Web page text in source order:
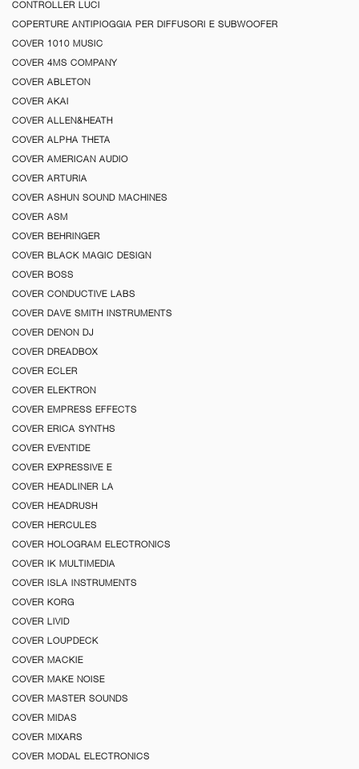
CONTROLLER LUCI
COPERTURE ANTIPIOGGIA PER DIFFUSORI E SUBWOOFER
COVER 1010 MUSIC
COVER 4MS COMPANY
COVER ABLETON
COVER AKAI
COVER ALLEN&HEATH
COVER ALPHA THETA
COVER AMERICAN AUDIO
COVER ARTURIA
COVER ASHUN SOUND MACHINES
COVER ASM
COVER BEHRINGER
COVER BLACK MAGIC DESIGN
COVER BOSS
COVER CONDUCTIVE LABS
COVER DAVE SMITH INSTRUMENTS
COVER DENON DJ
COVER DREADBOX
COVER ECLER
COVER ELEKTRON
COVER EMPRESS EFFECTS
COVER ERICA SYNTHS
COVER EVENTIDE
COVER EXPRESSIVE E
COVER HEADLINER LA
COVER HEADRUSH
COVER HERCULES
COVER HOLOGRAM ELECTRONICS
COVER IK MULTIMEDIA
COVER ISLA INSTRUMENTS
COVER KORG
COVER LIVID
COVER LOUPDECK
COVER MACKIE
COVER MAKE NOISE
COVER MASTER SOUNDS
COVER MIDAS
COVER MIXARS
COVER MODAL ELECTRONICS